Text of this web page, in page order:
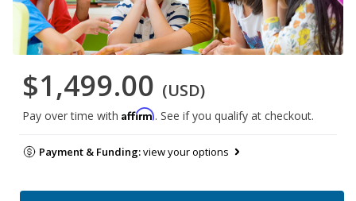
$1,499.00 (USD)
Pay over time with Affirm. See if you qualify at checkout.
Payment & Funding:view your options